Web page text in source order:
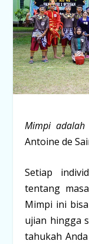
Mimpi
Antoine de
Setiap
tentang
Mimpi ini
ujian hingga
tahukah